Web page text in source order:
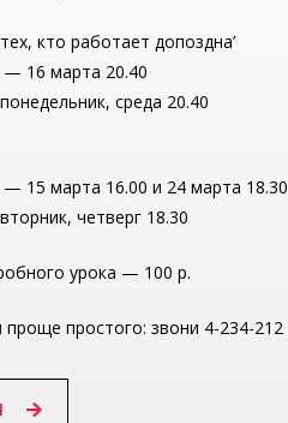
кто работает допоздна’
16 марта 20.40
среда 20.40
15 марта 16.00 и 24 марта 18.30
четверг 18.30
урока — 100 р.
проще простого: звони 4-234-